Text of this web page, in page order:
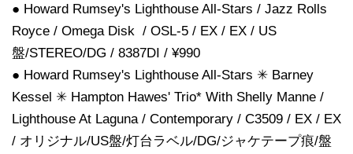
● Howard Rumsey's Lighthouse All-Stars / Jazz Rolls
Royce / Omega Disk / OSL-5 / EX / EX / US
盤/STEREO/DG / 8387DI / ¥990
● Howard Rumsey's Lighthouse All-Stars ✳ Barney
Kessel ✳ Hampton Hawes' Trio* With Shelly Manne /
Lighthouse At Laguna / Contemporary / C3509 / EX / EX
/ オリジナル/US盤/灯台ラベル/DG/ジャケテープ痕/盤